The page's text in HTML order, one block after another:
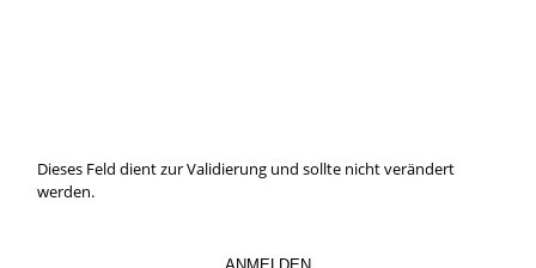
Dieses Feld dient zur Validierung und sollte nicht verändert
werden.